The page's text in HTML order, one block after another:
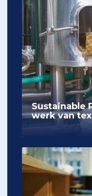
Sustainable
werk van